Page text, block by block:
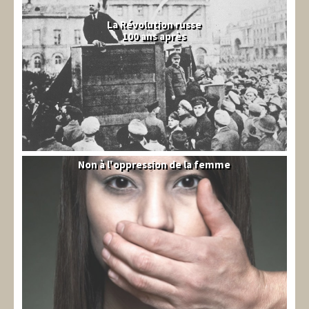
La Révolution russe
100 ans après
Syrie
Non à l'oppression de la femme